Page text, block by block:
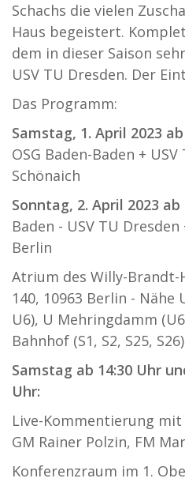
Schachs die vielen
Haus begeistert.
dem in dieser Saison
USV TU Dresden. Der
Das Programm:
Samstag, 1. April 2023
OSG Baden-Baden +
Schönaich
Sonntag, 2. April 2023 ab
Baden - USV TU Dresden
Berlin
Atrium des Willy-Brandt-
140, 10963 Berlin - Nähe
U6), U Mehringdamm
Bahnhof (S1, S2, S25, S26)
Samstag ab 14:30 Uhr
Uhr:
Live-Kommentierung mit
GM Rainer Polzin, FM
Konferenzraum im 1.